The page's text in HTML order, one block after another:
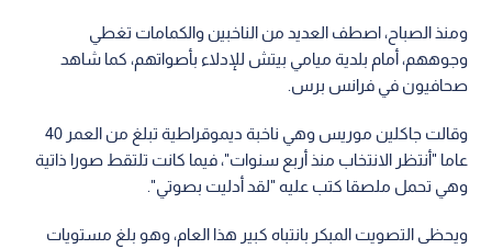
ومنذ الصباح، اصطف العديد من الناخبين والكمامات تغطي
وجوههم، أمام بلدية ميامي بيتش للإدلاء بأصواتهم، كما شاهد
صحافيون في فرانس برس.
وقالت جاكلين موريس وهي ناخبة ديموقراطية تبلغ من العمر 40
عاما "أنتظر الانتخاب منذ أربع سنوات"، فيما كانت تلتقط صورا ذاتية
وهي تحمل ملصقا كتب عليه "لقد أدليت بصوتي".
ويحظى التصويت المبكر بانتباه كبير هذا العام، وهو بلغ مستويات